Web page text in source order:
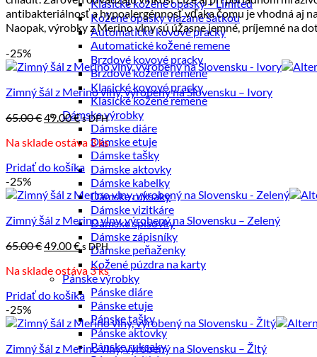
Klasické kožené opasky – Limited
Kožené opasky viazané šatkou
Automatické kovové pracky
Automatické kožené remene
Brzdové kovové pracky
Brzdové kožené remene
Klasické kovové pracky
Klasické kožené remene
Dámske výrobky
Dámske diáre
Dámske etuje
Dámske tašky
Dámske aktovky
Dámske kabelky
Dámske ruksaky
Dámske vizitkáre
Dámske spisovky
Dámske zápisníky
Dámske peňaženky
Kožené púzdra na karty
Pánske výrobky
Pánske diáre
Pánske etuje
Pánske tašky
Pánske aktovky
Pánske ruksaky
antibakteriálnosť a hypoalergénnosť vďaka čomu je vhodná aj
Naopak, výrobky z Merino vlny sú úžasne jemné, príjemné na
-25%
Zimný šál z Merino vlny, výrobený na Slovensku – Ivory
65.00€Pôvodná
bola:
65.00 €.
49.00€Aktuálna
cena
je:
49.00 €.
s DPH
Na sklade ostáva 3 ks
Pridať do košíka
-25%
Zimný šál z Merino vlny, výrobený na Slovensku – Zelený
65.00€Pôvodná
bola:
65.00 €.
49.00€Aktuálna
cena
je:
49.00 €.
s DPH
Na sklade ostáva 3 ks
Pridať do košíka
-25%
Zimný šál z Merino vlny, výrobený na Slovensku – Žltý